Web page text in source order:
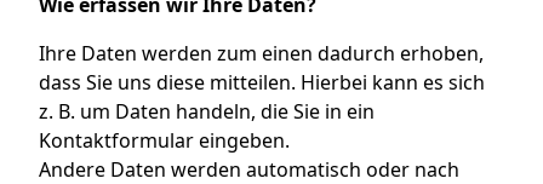
Ihre Daten werden zum einen dadurch erhoben,
dass Sie uns diese mitteilen. Hierbei kann es sich
z. B. um Daten handeln, die Sie in ein
Kontaktformular eingeben.
Andere Daten werden automatisch oder nach